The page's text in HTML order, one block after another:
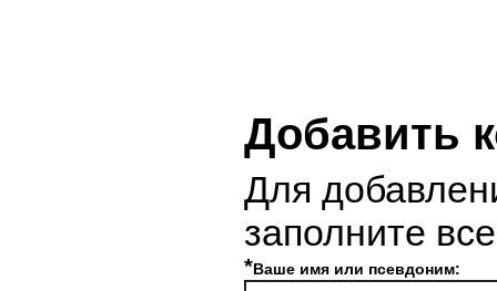
Добавить
Для
заполните
*Ваше имя или псевдоним: